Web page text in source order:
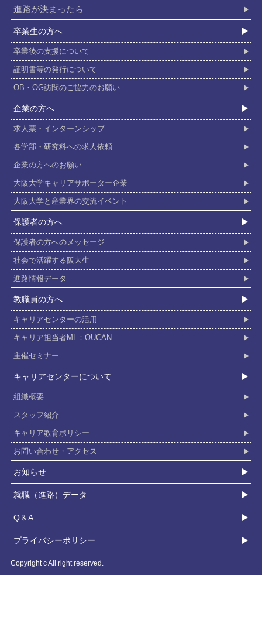
進路が決まったら
卒業⽣の⽅へ
卒業後の支援について
証明書等の発行について
OB・OG訪問のご協力のお願い
企業の⽅へ
求人票・インターンシップ
各学部・研究科への求人依頼
企業の方へのお願い
大阪大学キャリアサポーター企業
大阪大学と産業界の交流イベント
保護者の⽅へ
保護者の方へのメッセージ
社会で活躍する阪⼤⽣
進路情報データ
教職員の⽅へ
キャリアセンターの活用
キャリア担当者ML：OUCAN
主催セミナー
キャリアセンターについて
組織概要
スタッフ紹介
キャリア教育ポリシー
お問い合わせ・アクセス
お知らせ
就職（進路）データ
Q＆A
プライバシーポリシー
Copyright c All right reserved.